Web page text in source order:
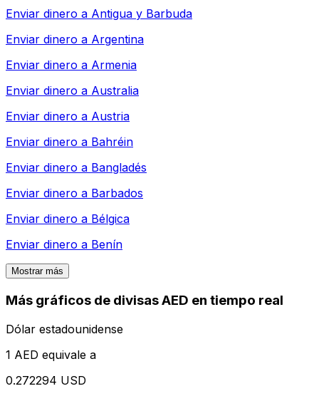
Enviar dinero a Antigua y Barbuda
Enviar dinero a Argentina
Enviar dinero a Armenia
Enviar dinero a Australia
Enviar dinero a Austria
Enviar dinero a Bahréin
Enviar dinero a Bangladés
Enviar dinero a Barbados
Enviar dinero a Bélgica
Enviar dinero a Benín
Mostrar más
Más gráficos de divisas AED en tiempo real
Dólar estadounidense
1 AED equivale a
0.272294 USD